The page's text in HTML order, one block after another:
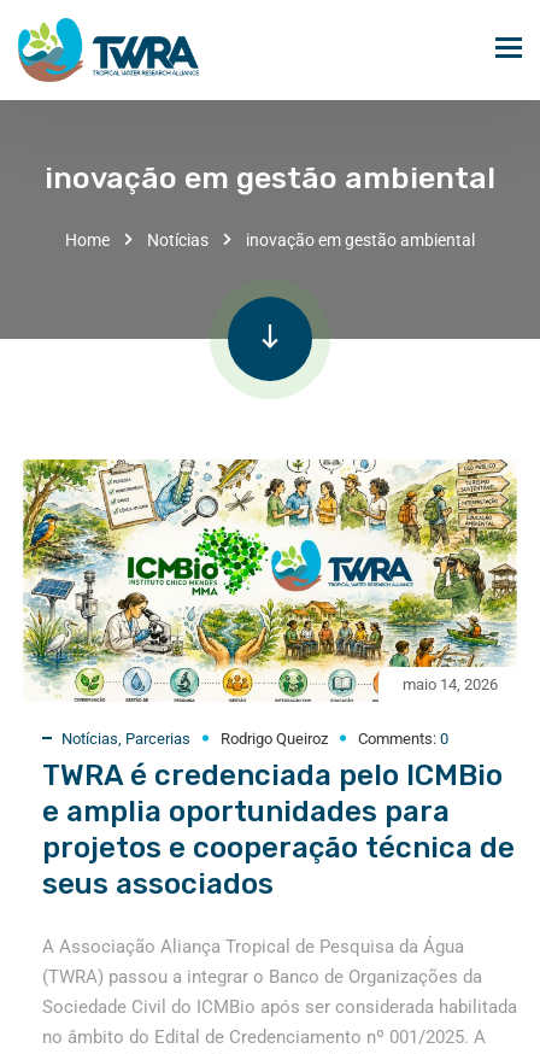
inovação em gestão ambiental
Home Notícias inovação em gestão ambiental
maio 14, 2026
Notícias Parcerias Rodrigo Queiroz Comments: 0
TWRA é credenciada pelo ICMBio
e amplia oportunidades para
projetos e cooperação técnica de
seus associados
A Associação Aliança Tropical de Pesquisa da Água
(TWRA) passou a integrar o Banco de Organizações da
Sociedade Civil do ICMBio após ser considerada habilitada
no âmbito do Edital de Credenciamento nº 001/2025. A